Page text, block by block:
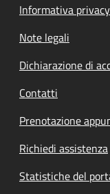
Informativa privacy
Note legali
Dichiarazione di
Contatti
Prenotazione
Richiedi assistenza
Statistiche del